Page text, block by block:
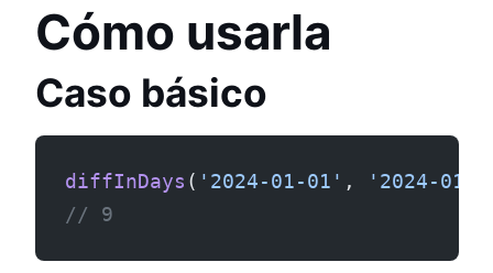
Cómo usarla
Caso básico
diffInDays ( '2024-01-01' ,
'2024-01-
// 9